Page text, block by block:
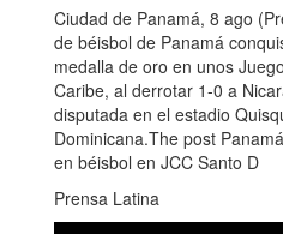
Ciudad de Panamá, 8 ago
de béisbol de Panamá
medalla de oro en unos
Caribe, al derrotar 1-0 a
disputada en el estadio
Dominicana.The post
en béisbol en JCC Santo D
Prensa Latina